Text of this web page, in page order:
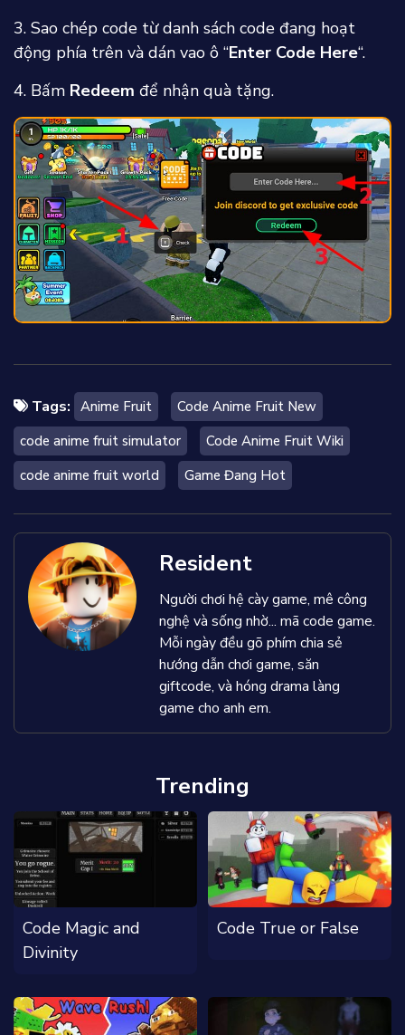
3. Sao chép code từ danh sách code đang hoạt
động phía trên và dán vao ô “Enter Code Here“.
4. Bấm Redeem để nhận quà tặng.
Tags: Anime Fruit
Code Anime Fruit New
code anime fruit simulator
Code Anime Fruit Wiki
code anime fruit world
Game Đang Hot
Resident
Người chơi hệ cày game, mê công
nghệ và sống nhờ... mã code game.
Mỗi ngày đều gõ phím chia sẻ
hướng dẫn chơi game, săn
giftcode, và hóng drama làng
game cho anh em.
Trending
Code Magic and
Divinity
Code True or False